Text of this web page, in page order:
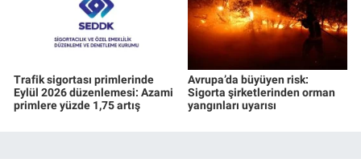
Trafik sigortası primlerinde
Eylül 2026 düzenlemesi: Azami
primlere yüzde 1,75 artış
Avrupa’da büyüyen risk:
Sigorta şirketlerinden orman
yangınları uyarısı